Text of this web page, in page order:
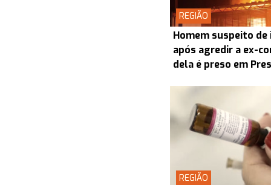
REGIÃO
Homem suspeito de
após agredir a ex-
dela é preso em
REGIÃO